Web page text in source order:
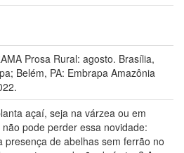
Prosa Rural: agosto. Brasília,
Belém, PA: Embrapa Amazônia
açaí, seja na várzea ou em
pode perder essa novidade:
presença de abelhas sem ferrão no